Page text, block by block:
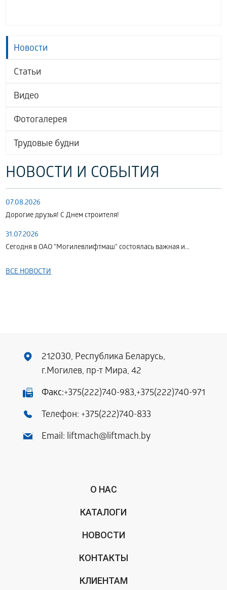
Новости
Статьи
Видео
Фотогалерея
Трудовые будни
НОВОСТИ И СОБЫТИЯ
07.08.2026
Дорогие друзья! С Днем строителя!
31.07.2026
Сегодня в ОАО "Могилевлифтмаш" состоялась важная и...
ВСЕ НОВОСТИ
212030, Республика Беларусь,
г.Могилев, пр-т Мира, 42
Факс:+375(222)740-983,+375(222)740-971
Телефон: +375(222)740-833
Email: liftmach@liftmach.by
О НАС
КАТАЛОГИ
НОВОСТИ
КОНТАКТЫ
КЛИЕНТАМ